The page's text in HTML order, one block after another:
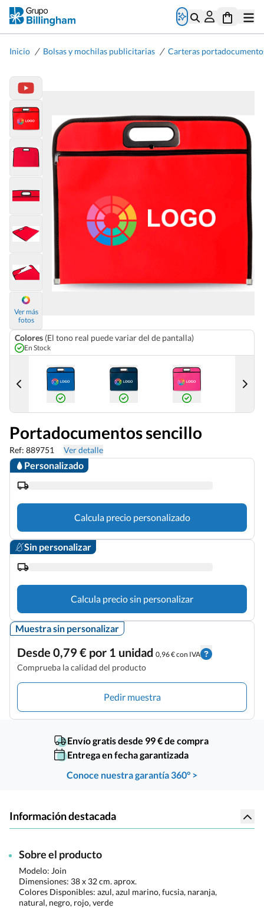
Inicio / Bolsas y mochilas publicitarias / Carteras
Ver más
fotos
Colores (El tono real puede variar del de pantalla)
En Stock
Portadocumentos sencillo
Ref: 889751 Ver detalle
Personalizado
Calcula precio personalizado
Sin personalizar
Calcula precio sin personalizar
Muestra sin personalizar
Desde 0,79 € por 1 unidad 0,96 € con IVA
Comprueba la calidad del producto
Pedir muestra
Envío gratis desde 99 € de compra
Entrega en fecha garantizada
Conoce nuestra garantía 360° >
Información destacada
Sobre el producto
Modelo: Join
Dimensiones: 38 x 32 cm. aprox.
Colores Disponibles: azul, azul marino, fucsia, naranja,
natural, negro, rojo, verde